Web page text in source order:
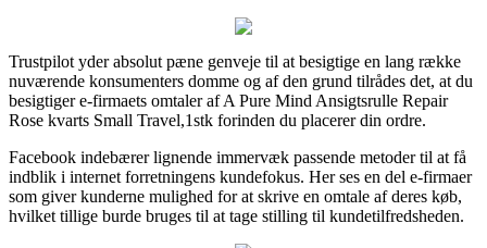
Trustpilot yder absolut pæne genveje til at besigtige en lang række
nuværende konsumenters domme og af den grund tilrådes det, at du
besigtiger e-firmaets omtaler af A Pure Mind Ansigtsrulle Repair
Rose kvarts Small Travel,1stk forinden du placerer din ordre.
Facebook indebærer lignende immervæk passende metoder til at få
indblik i internet forretningens kundefokus. Her ses en del e-firmaer
som giver kunderne mulighed for at skrive en omtale af deres køb,
hvilket tillige burde bruges til at tage stilling til kundetilfredsheden.